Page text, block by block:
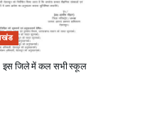
इस जिले में कल सभी स्कूल